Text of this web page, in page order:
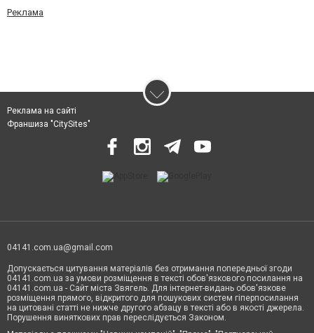
Реклама
Реклама на сайті
Франшиза "CitySites"
04141.com.ua@gmail.com
Допускається цитування матеріалів без отримання попередньої згоди
04141.com.ua за умови розміщення в тексті обов'язкового посилання на
04141.com.ua - Сайт міста Звягель. Для інтернет-видань обов'язкове
розміщення прямого, відкритого для пошукових систем гіперпосилання
на цитовані статті не нижче другого абзацу в тексті або в якості джерела.
Порушення виняткових прав переслідується Законом.